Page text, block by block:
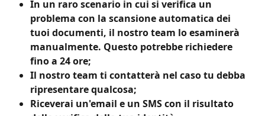
In un raro scenario in cui si verifica un
problema con la scansione automatica dei
tuoi documenti, il nostro team lo esaminerà
manualmente. Questo potrebbe richiedere
fino a 24 ore;
Il nostro team ti contatterà nel caso tu debba
ripresentare qualcosa;
Riceverai un'email e un SMS con il risultato